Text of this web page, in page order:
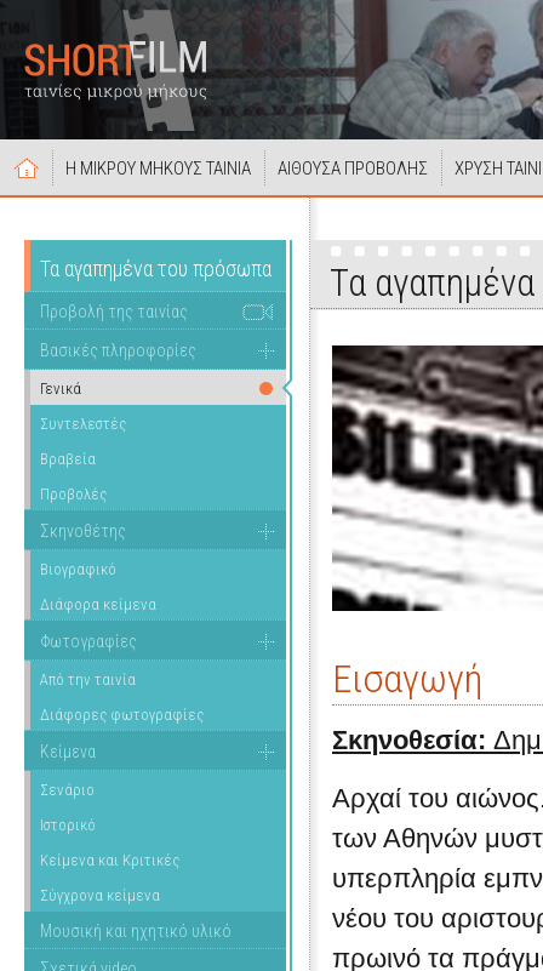
Η ΜΙΚΡΟΥ ΜΗΚΟΥΣ ΤΑΙΝΙΑ ΑΙΘΟΥΣΑ ΠΡΟΒΟΛΗΣ ΧΡΥΣΗ
Τα αγαπημένα του πρόσωπα
Προβολή της ταινίας
Βασικές πληροφορίες
Γενικά
Συντελεστές
Βραβεία
Προβολές
Σκηνοθέτης
Βιογραφικό
Διάφορα κείμενα
Φωτογραφίες
Από την ταινία
Διάφορες φωτογραφίες
Κείμενα
Σενάριο
Ιστορικό
Κείμενα και Κριτικές
Σύγχρονα κείμενα
Μουσική και ηχητικό υλικό
Τα
Εισαγωγή
Σκηνοθεσία:
Αρχαί του
των Αθηνών
υπερπληρία
νέου του
πρωινό τα